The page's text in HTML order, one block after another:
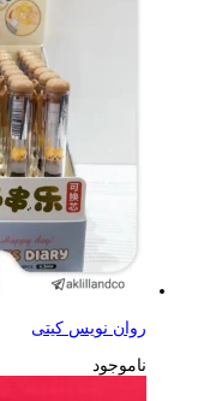
روان نویس کیتی
ناموجود